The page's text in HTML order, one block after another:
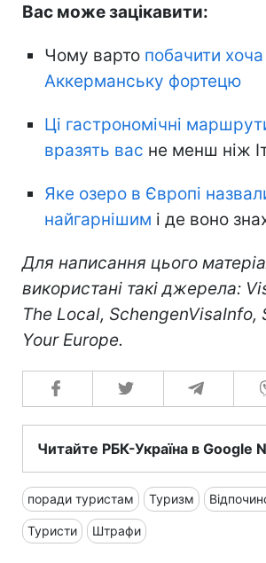
Вас може зацікавити:
Чому варто побачити
Аккерманську фортецю
Ці гастрономічні
вразять вас не менш ніж
Яке озеро в Європі
найгарнішим і де воно
Для написання цього
використані такі джерела:
The Local, SchengenVisaInfo,
Your Europe.
Читайте РБК-Україна в Google
поради туристам Туризм
Туристи Штрафи